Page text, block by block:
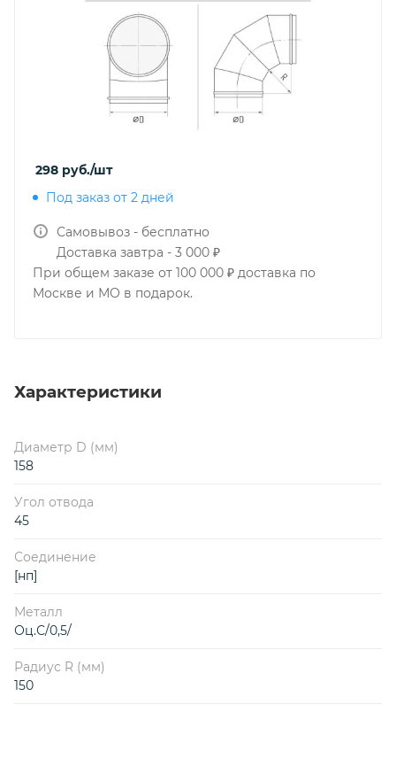
298 руб./шт
Под заказ от 2 дней
Самовывоз - бесплатно
Доставка завтра - 3 000 ₽
При общем заказе от 100 000 ₽ доставка по
Москве и МО в подарок.
Характеристики
Диаметр D (мм)
158
Угол отвода
45
Соединение
[нп]
Металл
Оц.С/0,5/
Радиус R (мм)
150